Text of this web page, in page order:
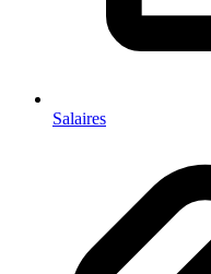
Salaires